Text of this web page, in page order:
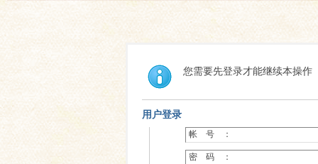
您需要先登录才能继续本操作
用户登录
帐 号 ：
密 码 ：